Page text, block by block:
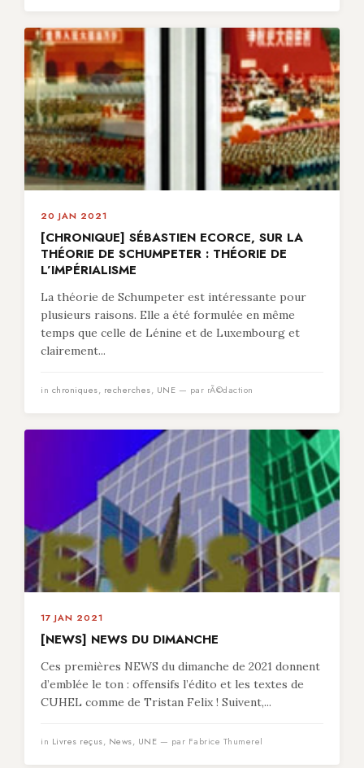
20 JAN 2021
[CHRONIQUE] SÉBASTIEN ECORCE, SUR LA
THÉORIE DE SCHUMPETER : THÉORIE DE
L’IMPÉRIALISME
La théorie de Schumpeter est intéressante pour
plusieurs raisons. Elle a été formulée en même
temps que celle de Lénine et de Luxembourg et
clairement...
in chroniques, recherches, UNE — par rÃ©daction
17 JAN 2021
[NEWS] NEWS DU DIMANCHE
Ces premières NEWS du dimanche de 2021 donnent
d’emblée le ton : offensifs l’édito et les textes de
CUHEL comme de Tristan Felix ! Suivent,...
in Livres reçus, News, UNE — par Fabrice Thumerel